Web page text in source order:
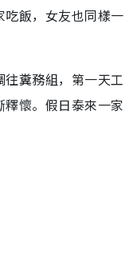
飯，女友也同樣一
糞務組，第一天工
懷。假日泰來一家